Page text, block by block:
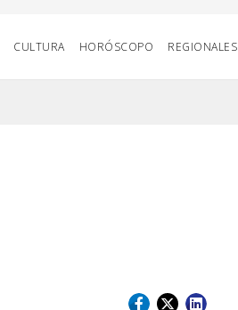
CULTURA HORÓSCOPO REGIONALES